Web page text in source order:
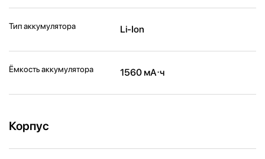
Тип аккумулятора Li-Ion
Ёмкость аккумулятора 1560 мА⋅ч
Корпус